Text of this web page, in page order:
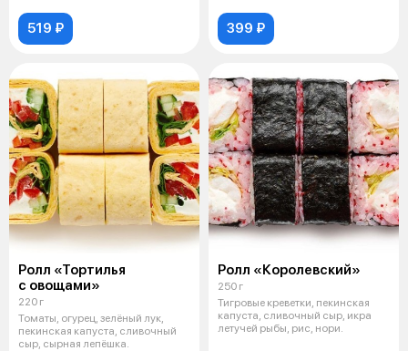
519 ₽ 399 ₽
Ролл «Тортилья
с овощами»
220 г
Томаты, огурец, зелёный лук,
пекинская капуста, сливочный
сыр, сырная лепёшка.
Ролл «Королевский»
250 г
Тигровые креветки, пекинская
капуста, сливочный сыр, икра
летучей рыбы, рис, нори.